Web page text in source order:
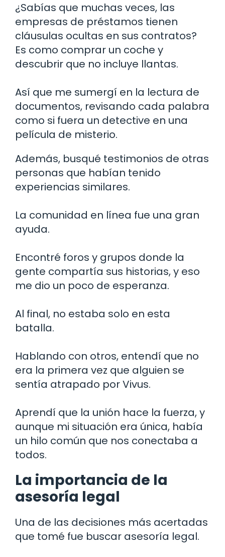
¿Sabías que muchas veces, las
empresas de préstamos tienen
cláusulas ocultas en sus contratos?
Es como comprar un coche y
descubrir que no incluye llantas.
Así que me sumergí en la lectura de
documentos, revisando cada palabra
como si fuera un detective en una
película de misterio.
Además, busqué testimonios de otras
personas que habían tenido
experiencias similares.
La comunidad en línea fue una gran
ayuda.
Encontré foros y grupos donde la
gente compartía sus historias, y eso
me dio un poco de esperanza.
Al final, no estaba solo en esta
batalla.
Hablando con otros, entendí que no
era la primera vez que alguien se
sentía atrapado por Vivus.
Aprendí que la unión hace la fuerza, y
aunque mi situación era única, había
un hilo común que nos conectaba a
todos.
La importancia de la
asesoría legal
Una de las decisiones más acertadas
que tomé fue buscar asesoría legal.